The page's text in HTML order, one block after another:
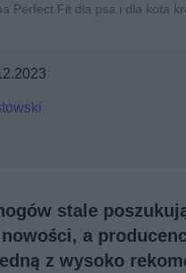
Perfect Fit dla psa i dla kota
stale
a
z wysoko